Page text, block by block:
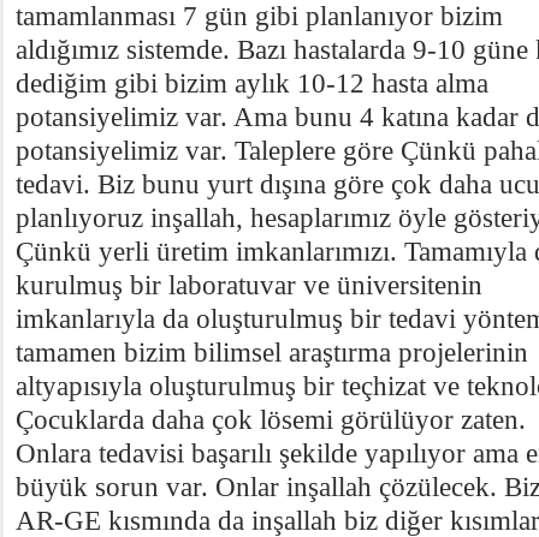
tamamlanması 7 gün gibi planlanıyor bizim
aldığımız sistemde. Bazı hastalarda 9-10
dediğim gibi bizim aylık 10-12 hasta alma
potansiyelimiz var. Ama bunu 4 katına kadar
potansiyelimiz var. Taleplere göre Çünkü
tedavi. Biz bunu yurt dışına göre çok daha
planlıyoruz inşallah, hesaplarımız öyle
Çünkü yerli üretim imkanlarımızı.
kurulmuş bir laboratuvar ve üniversitenin
imkanlarıyla da oluşturulmuş bir tedavi
tamamen bizim bilimsel araştırma projelerinin
altyapısıyla oluşturulmuş bir teçhizat ve
Çocuklarda daha çok lösemi görülüyor zaten.
Onlara tedavisi başarılı şekilde yapılıyor ama
büyük sorun var. Onlar inşallah çözülecek.
AR-GE kısmında da inşallah biz diğer